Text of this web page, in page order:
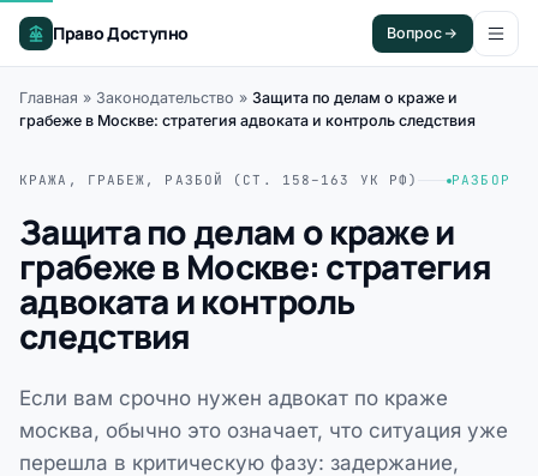
Право Доступно Вопрос
Главная » Законодательство » Защита по делам о краже и
грабеже в Москве: стратегия адвоката и контроль следствия
КРАЖА, ГРАБЕЖ, РАЗБОЙ (СТ. 158–163 УК РФ) РАЗБОР
Защита по делам о краже и
грабеже в Москве: стратегия
адвоката и контроль
следствия
Если вам срочно нужен адвокат по краже
москва, обычно это означает, что ситуация уже
перешла в критическую фазу: задержание,